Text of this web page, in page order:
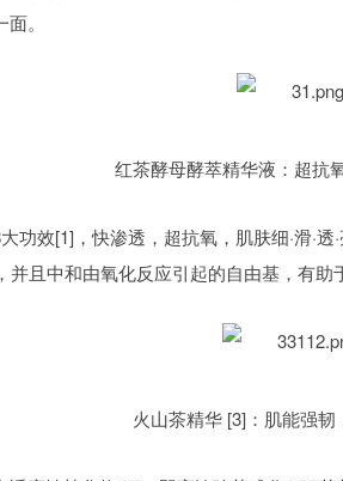
。
红茶酵母酵萃精华液：超抗
功效[1]，快渗透，超抗氧，肌肤细·滑·
并且中和由氧化反应引起的自由基，有助
火山茶精华 [3]：肌能强韧